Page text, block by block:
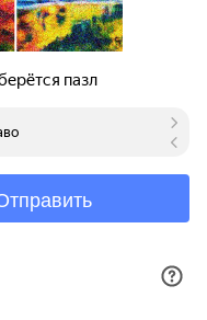
сайта
запчастей,
защищены